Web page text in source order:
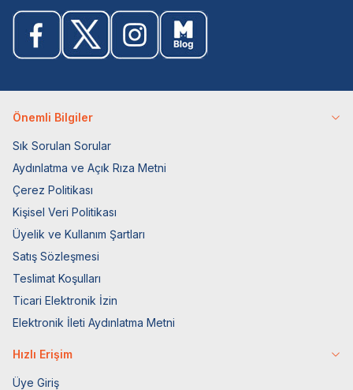
Önemli Bilgiler
Sık Sorulan Sorular
Aydınlatma ve Açık Rıza Metni
Çerez Politikası
Kişisel Veri Politikası
Üyelik ve Kullanım Şartları
Satış Sözleşmesi
Teslimat Koşulları
Ticari Elektronik İzin
Elektronik İleti Aydınlatma Metni
Hızlı Erişim
Üye Giriş